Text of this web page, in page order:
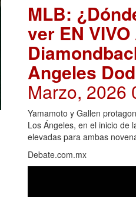
MLB:
ver EN
Angeles
Marzo, 2026
Yamamoto y Gallen
Los Ángeles, en el inicio de
elevadas para ambas
Debate.com.mx